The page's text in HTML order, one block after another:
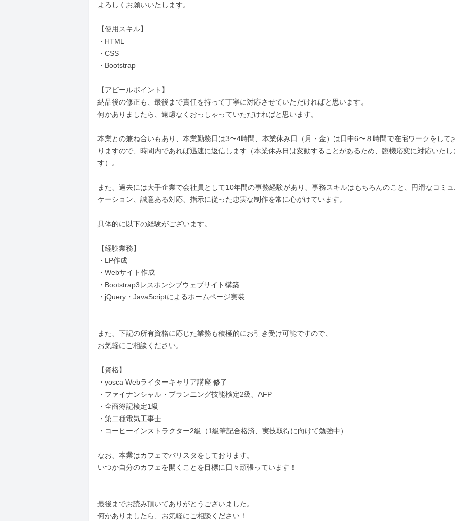
よろしくお願いいたします。
【使用スキル】
・HTML
・CSS
・Bootstrap
【アピールポイント】
納品後の修正も、最後まで責任を持って丁寧に対応させていただければと思います。
何かありましたら、遠慮なくおっしゃっていただければと思います。
本業との兼ね合いもあり、本業勤務日は3〜4時間、本業休み日（月・金）は日中6〜８時間で在宅ワークをして
りますので、時間内であれば迅速に返信します（本業休み日は変動することがあるため、臨機応変に対応いたし
す）。
また、過去には大手企業で会社員として10年間の事務経験があり、事務スキルはもちろんのこと、円滑なコミ
ケーション、誠意ある対応、指示に従った忠実な制作を常に心がけています。
具体的に以下の経験がございます。
【経験業務】
・LP作成
・Webサイト作成
・Bootstrap3レスポンシブウェブサイト構築
・jQuery・JavaScriptによるホームページ実装
また、下記の所有資格に応じた業務も積極的にお引き受け可能ですので、
お気軽にご相談ください。
【資格】
・yosca Webライターキャリア講座 修了
・ファイナンシャル・プランニング技能検定2級、AFP
・全商簿記検定1級
・第二種電気工事士
・コーヒーインストラクター2級（1級筆記合格済、実技取得に向けて勉強中）
なお、本業はカフェでバリスタをしております。
いつか自分のカフェを開くことを目標に日々頑張っています！
最後までお読み頂いてありがとうございました。
何かありましたら、お気軽にご相談ください！